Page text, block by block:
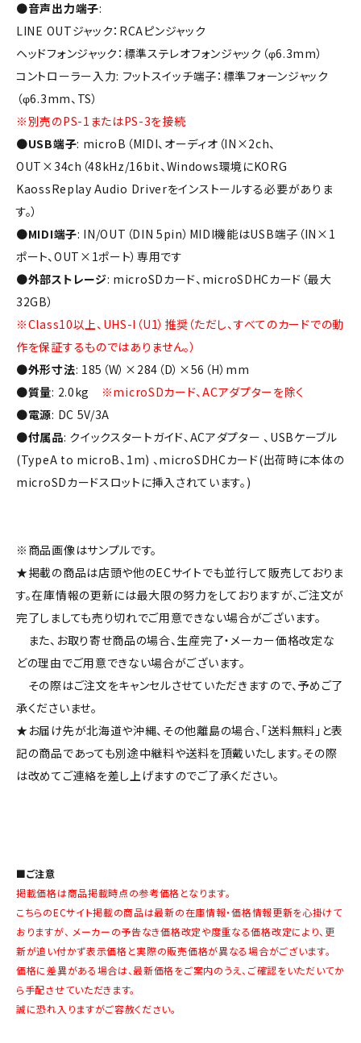
●音声出力端子:
LINE OUTジャック：RCAピンジャック
ヘッドフォンジャック：標準ステレオフォンジャック（φ6.3mm）
コントローラー入力: フットスイッチ端子：標準フォーンジャック
（φ6.3mm、TS）
※別売のPS-1またはPS-3を接続
●USB端子: microB（MIDI、オーディオ（IN×2ch、
OUT×34ch（48kHz/16bit、Windows環境にKORG
KaossReplay Audio Driverをインストールする必要がありま
す。）
●MIDI端子: IN/OUT（DIN 5pin）MIDI機能はUSB端子（IN×1
ポート、OUT×1ポート）専用です
●外部ストレージ: microSDカード、microSDHCカード（最大
32GB）
※Class10以上、UHS-I（U1）推奨（ただし、すべてのカードでの動
作を保証するものではありません。）
●外形寸法: 185（W）×284（D）×56（H）mm
●質量: 2.0kg
※microSDカード、ACアダプターを除く
●電源: DC 5V/3A
●付属品: クイックスタートガイド、ACアダプター 、USBケーブル
(TypeA to microB、1m) 、microSDHCカード(出荷時に本体の
microSDカードスロットに挿入されています。)
※商品画像はサンプルです。
★掲載の商品は店頭や他のECサイトでも並行して販売しておりま
す。在庫情報の更新には最大限の努力をしておりますが、ご注文が
完了しましても売り切れでご用意できない場合がございます。
また、お取り寄せ商品の場合、生産完了・メーカー価格改定な
どの理由でご用意できない場合がございます。
その際はご注文をキャンセルさせていただきますので、予めご了
承くださいませ。
★お届け先が北海道や沖縄、その他離島の場合、「送料無料」と表
記の商品であっても別途中継料や送料を頂戴いたします。その際
は改めてご連絡を差し上げますのでご了承ください。
■ご注意
掲載価格は商品掲載時点の参考価格となります。
こちらのECサイト掲載の商品は最新の在庫情報・価格情報更新を心掛けて
おりますが、 メーカーの予告なき価格改定や度重なる価格改定により、更
新が追い付かず表示価格と実際の販売価格が異なる場合がございます。
価格に差異がある場合は、最新価格をご案内のうえ、ご確認をいただいてか
ら手配させていただきます。
誠に恐れ入りますがご容赦ください。